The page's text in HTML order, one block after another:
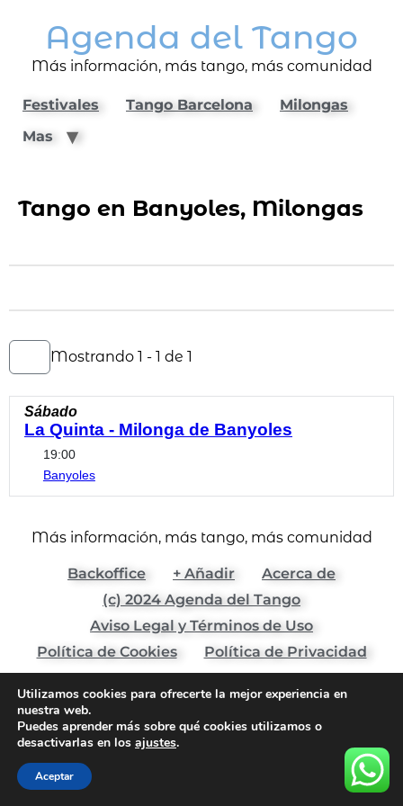
Agenda del Tango
Más información, más tango, más comunidad
Festivales Tango Barcelona
Milongas
Mas
Tango en Banyoles, Milongas
Mostrando 1 - 1 de 1
Sábado
La Quinta - Milonga de Banyoles
19:00
Banyoles
Más información, más tango, más comunidad
Backoffice + Añadir
Acerca de
(c) 2024 Agenda del Tango
Aviso Legal y Términos de Uso
Política de Cookies
Política de Privacidad
Todos los derechos reservados
Utilizamos cookies para ofrecerte la mejor experiencia en
nuestra web.
Puedes aprender más sobre qué cookies utilizamos o
desactivarlas en los ajustes.
Aceptar